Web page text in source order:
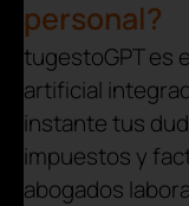
personal?
tugestoGPT es
artificial
instante tus
impuestos y
abogados